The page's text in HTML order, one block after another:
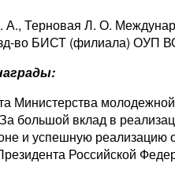
А., Терновая Л. О.
во БИСТ (филиала) ОУП
Министерства
большой вклад в
и успешную
Российской